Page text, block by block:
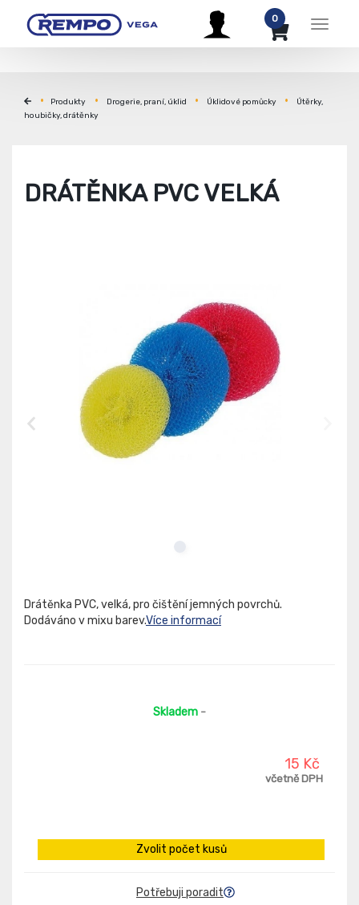
Menu
0
Produkty Drogerie, praní, úklid Úklidové pomůcky
Útěrky,
houbičky, drátěnky
DRÁTĚNKA PVC VELKÁ
Drátěnka PVC, velká, pro čištění jemných povrchů.
Dodáváno v mixu barev.Více informací
Skladem -
15 Kč
včetně DPH
Zvolit počet kusů
Potřebuji poradit